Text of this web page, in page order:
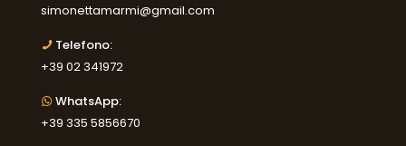
simonettamarmi@gmail.com
Telefono:
+39 02 341972
WhatsApp:
+39 335 5856670